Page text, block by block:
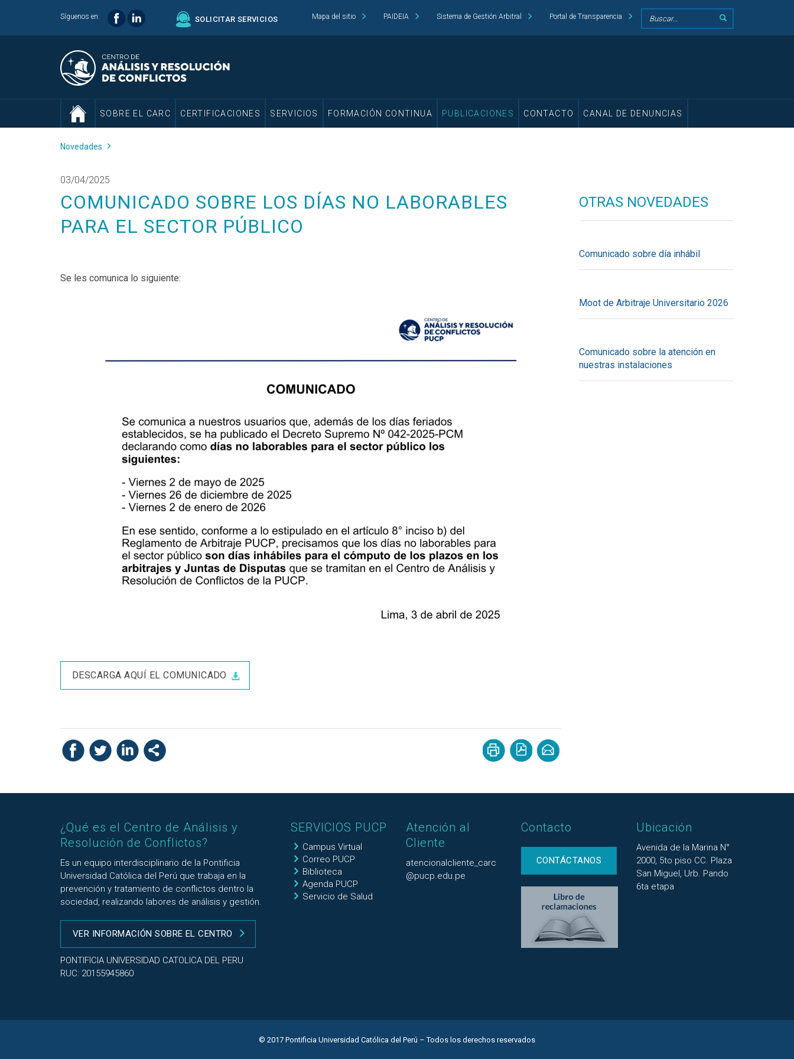
Síguenos en: SOLICITAR SERVICIOS Mapa del sitio PAIDEIA Sistema de Gestión Arbitral Portal de Transparencia
SOBRE EL CARC CERTIFICACIONES SERVICIOS FORMACIÓN CONTINUA PUBLICACIONES CONTACTO CANAL DE DENUNCIAS
Novedades
03/04/2025
COMUNICADO SOBRE LOS DÍAS NO LABORABLES
PARA EL SECTOR PÚBLICO
Se les comunica lo siguiente:
DESCARGA AQUÍ EL COMUNICADO
OTRAS NOVEDADES
Comunicado sobre día inhábil
Moot de Arbitraje Universitario 2026
Comunicado sobre la atención en
nuestras instalaciones
¿Qué es el Centro de Análisis y
Resolución de Conflictos?
Es un equipo interdisciplinario de la Pontificia
Universidad Católica del Perú que trabaja en la
prevención y tratamiento de conflictos dentro la
sociedad, realizando labores de análisis y gestión.
VER INFORMACIÓN SOBRE EL CENTRO
PONTIFICIA UNIVERSIDAD CATOLICA DEL PERU
RUC: 20155945860
SERVICIOS PUCP
Campus Virtual
Correo PUCP
Biblioteca
Agenda PUCP
Servicio de Salud
Atención al
Cliente
atencionalcliente_carc
@pucp.edu.pe
Contacto
CONTÁCTANOS
Ubicación
Avenida de la Marina N°
2000, 5to piso CC. Plaza
San Miguel, Urb. Pando
6ta etapa
© 2017 Pontificia Universidad Católica del Perú – Todos los derechos reservados